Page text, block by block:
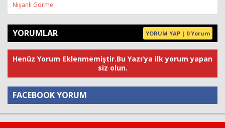
Nişanlı Görme
YORUMLAR YORUM YAP | 0 Yorum
Henüz Yorum Eklenmemiştir.Bu Yazı'ya ilk yorum yapan
siz olun.
FACEBOOK YORUM